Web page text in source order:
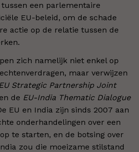
een parlementaire
EU-beleid, om de schade
actie op de relatie tussen de
zich namelijk niet enkel op
maar verwijzen
Strategic Partnership Joint
de EU-India Thematic Dialogue
EU en India zijn sinds 2007 aan
onderhandelingen over een
te starten, en de botsing over
zou die moeizame stilstand